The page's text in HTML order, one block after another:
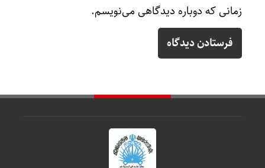
زمانی که دوباره دیدگاهی می‌نویسم.